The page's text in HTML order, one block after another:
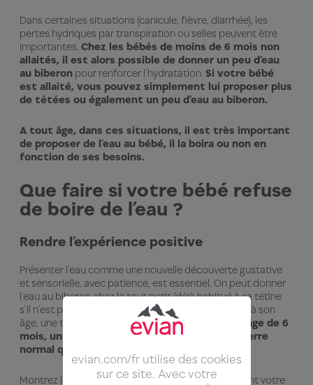
Dans certaines situations (canicule, fièvre, diarrhée), les
pertes hydriques par transpiration ou selles peuvent être
importantes. Chez les bébés de moins de 6 mois non
allaités, il est alors possible de donner un peu d’eau
au biberon pour renforcer l’hydratation. Si votre bébé
est allaité, vous pouvez simplement lui proposer plus
de tétées ou également un peu d’eau au biberon.
A tout âge, dans ces situations, il est très important
de proposer de l’eau au bébé, il la boira ou non en
fonction de ses besoins.
Que faire si votre bébé refuse
de boire de l’eau ?
Rendre l’expérience positive
Présenter l’eau comme une nouvelle découverte gustative
et sensorielle, avec patience, est essentiel. On peut donner
l’eau au biberon chez le tout-petit (déjà habitué à sa tétine
s’il n’est pas allaité) puis dans un petit verre adapté à son
âge, une tasse à bec, ou encore une gourde.
Dès l’âge de 6
mois, un bébé est capable de boire dans un verre
normal qu’on lui tient.
Montrez l’exemple : boire de l’eau vous-même devant votre
evian.com/fr utilise des cookies
sur ce site. Avec votre